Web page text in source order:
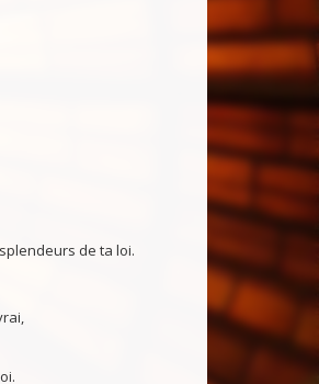
de ta loi.